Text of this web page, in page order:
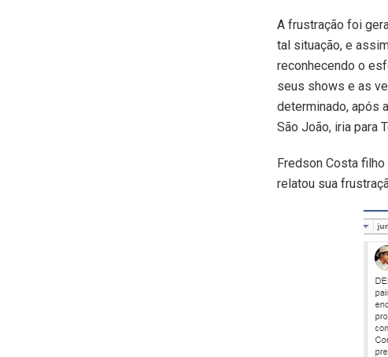
A frustração foi
tal situação, e
reconhecendo o
seus shows e as
determinado, após
São João, iria para
Fredson Costa
relatou sua